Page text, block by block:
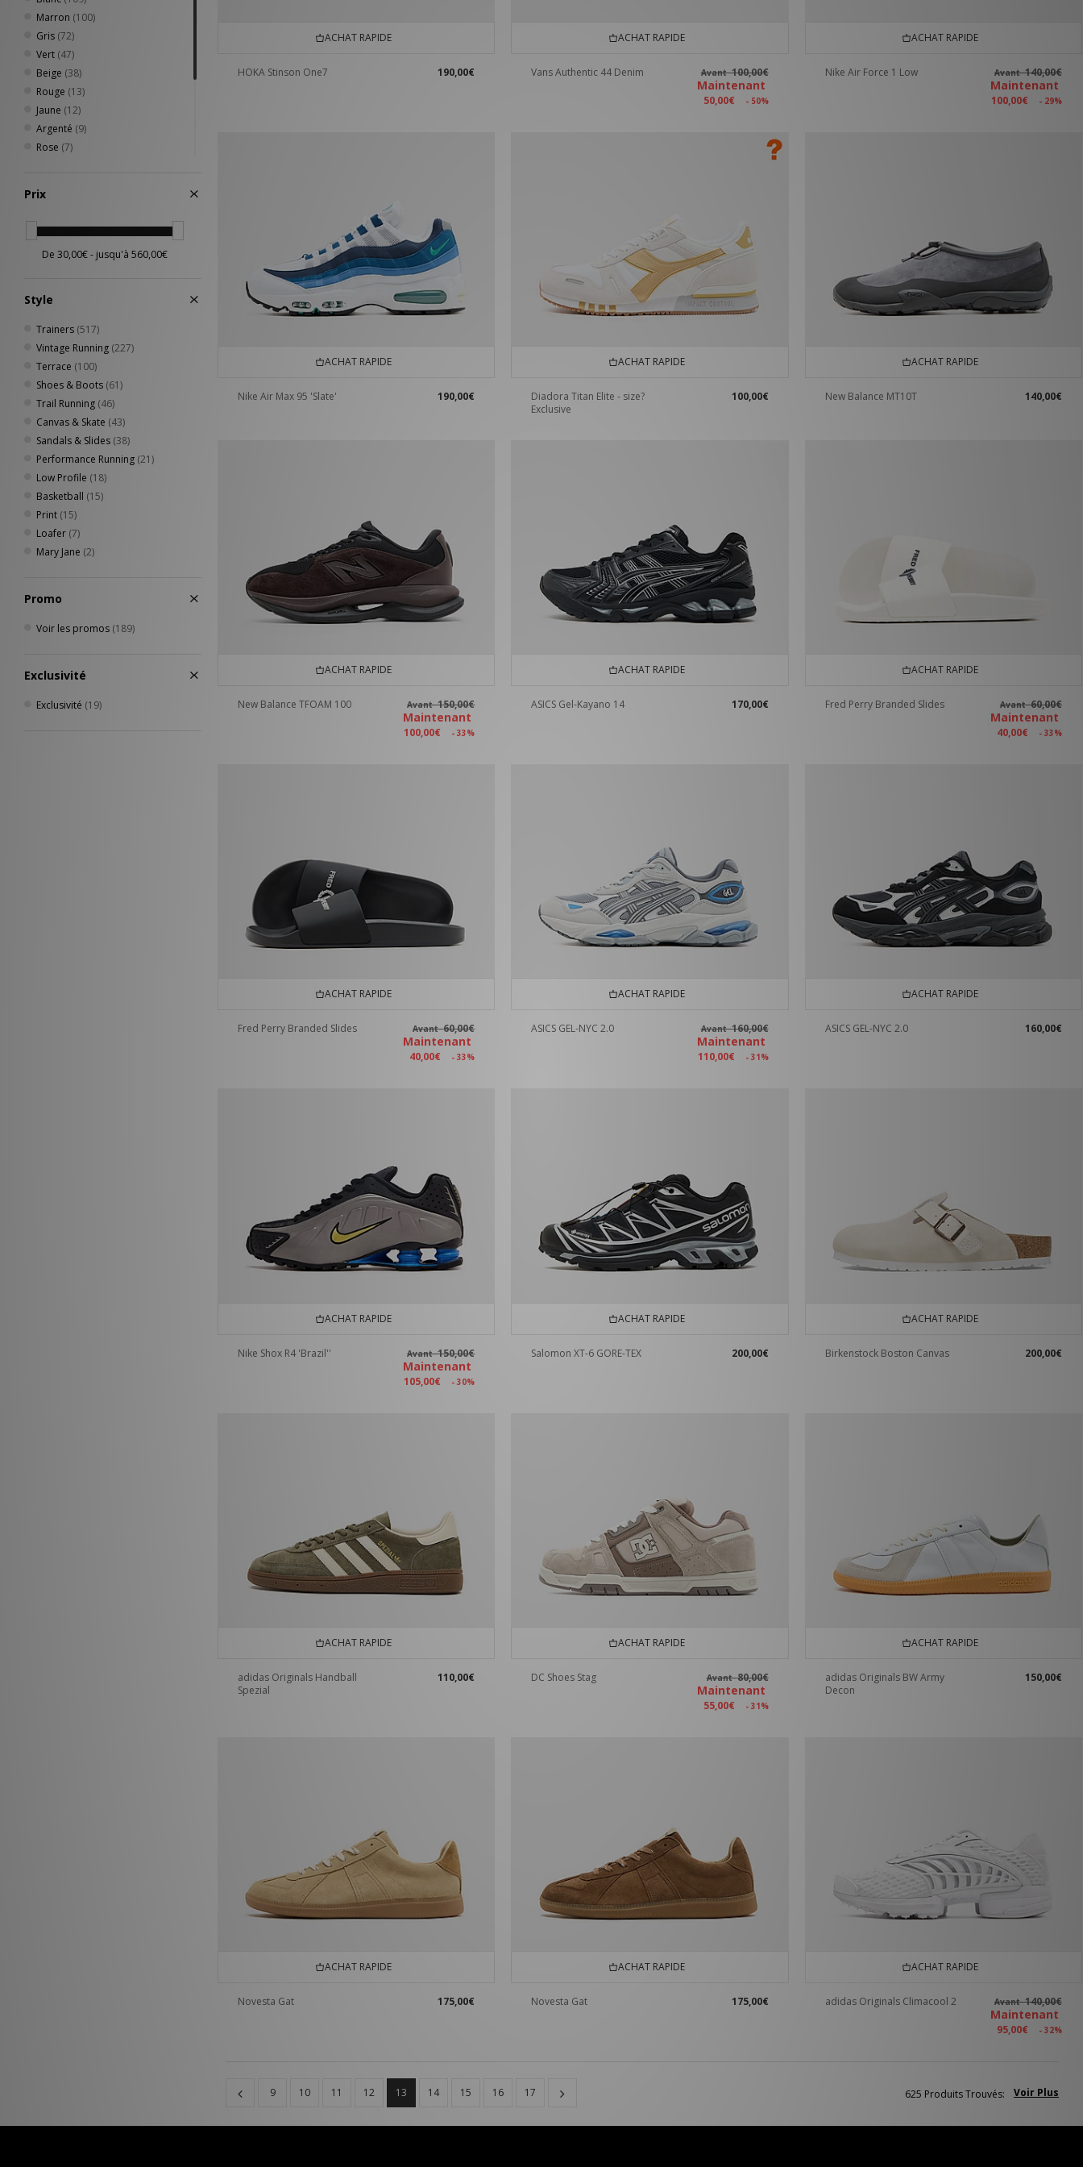
Timberland(9)
UGG (7)
Vans (23)
45.5(106)
46(298)
46.5 (147)
47(169)
47.5(50)
48(29)
48.5(2)
49(1)
Marron (100)
Gris (72)
Vert (47)
Beige (38)
Rouge (13)
Jaune (12)
Argenté (9)
Rose (7)
Orange
BLACKBERRY
Or / dorée(1)
Siver Metallic(1)
Prix
Style
Trainers (517)
Vintage Running (227)
Terrace (100)
Shoes & Boots (61)
Trail Running (46)
Canvas & Skate (43)
Sandals & Slides (38)
Performance Running (21)
Low Profile (18)
Basketball (15)
Print (15)
Loafer (7)
Mary Jane (2)
Promo
Voir les promos (189)
Exclusivité
Exclusivité (19)
ACHAT RAPIDE
HOKA Stinson One7 190,00€
ACHAT RAPIDE
Vans Authentic 44 Denim Avant100,00€
Maintenant
50,00€ - 50%
ACHAT RAPIDE
Nike Air Force 1 Low Avant140,00€
Maintenant
100,00€ - 29%
ACHAT RAPIDE
Nike Air Max 95 'Slate' 190,00€
ACHAT RAPIDE
Diadora Titan Elite - size?
Exclusive
100,00€
ACHAT RAPIDE
New Balance MT10T 140,00€
ACHAT RAPIDE
New Balance TFOAM 100 Avant150,00€
Maintenant
100,00€ - 33%
ACHAT RAPIDE
ASICS Gel-Kayano 14 170,00€
ACHAT RAPIDE
Fred Perry Branded Slides Avant60,00€
Maintenant
40,00€ - 33%
ACHAT RAPIDE
Fred Perry Branded Slides Avant60,00€
Maintenant
40,00€ - 33%
ACHAT RAPIDE
ASICS GEL-NYC 2.0 Avant160,00€
Maintenant
110,00€ - 31%
ACHAT RAPIDE
ASICS GEL-NYC 2.0 160,00€
ACHAT RAPIDE
Nike Shox R4 'Brazil'' Avant150,00€
Maintenant
105,00€ - 30%
ACHAT RAPIDE
Salomon XT-6 GORE-TEX 200,00€
ACHAT RAPIDE
Birkenstock Boston Canvas 200,00€
ACHAT RAPIDE
adidas Originals Handball
Spezial
110,00€
ACHAT RAPIDE
DC Shoes Stag Avant80,00€
Maintenant
55,00€ - 31%
ACHAT RAPIDE
adidas Originals BW Army
Decon
150,00€
ACHAT RAPIDE
Novesta Gat 175,00€
ACHAT RAPIDE
Novesta Gat 175,00€
ACHAT RAPIDE
adidas Originals Climacool 2 Avant140,00€
Maintenant
95,00€ - 32%
9 10 11 12 13 14 15 16 17 Voir Plus
625 Produits Trouvés: